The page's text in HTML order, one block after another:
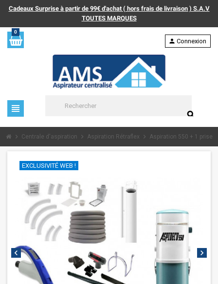
Cadeaux Surprise à partir de 99€ d'achat ( hors frais de livraison ) S.A.V
TOUTES MARQUES
0
view_headline
search
person Connexion
chevron_right Centrale d'aspiration chevron_right Aspiration Rétraflex chevron_right Aspiration 550 + 1 prise
chevron_left chevron_right
EXCLUSIVITÉ WEB !